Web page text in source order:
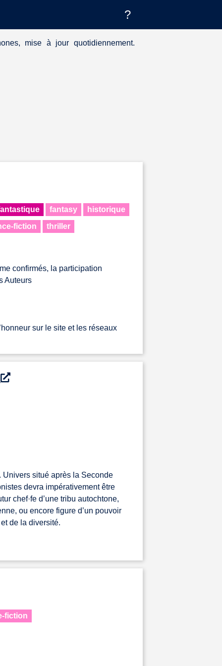
?
mise à jour quotidiennement.
fantasy
historique
fiction thriller
confirmés, la participation
Auteurs
sur le site et les réseaux
situé après la Seconde
devra impérativement être
chef·fe d’une tribu autochtone,
ou encore figure d’un pouvoir
de la diversité.
fiction